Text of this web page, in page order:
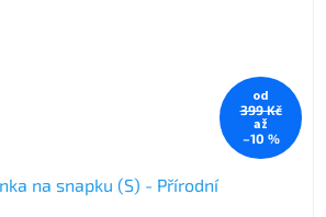
od
399 Kč
až
–10 %
na snapku (S) - Přírodní